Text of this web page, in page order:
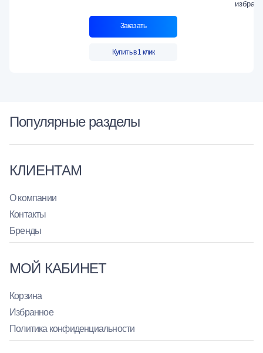
Заказать
Купить в 1 клик
Популярные разделы
КЛИЕНТАМ
О компании
Контакты
Бренды
МОЙ КАБИНЕТ
Корзина
Избранное
Политика конфиденциальности